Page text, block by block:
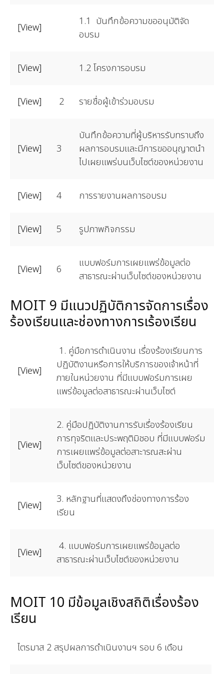
[View]
1.1 บันทึกข้อความขออนุมัติจัด
อบรม
[View] 1.2 โครงการอบรม
[View] 2 รายชื่อผู้เข้าร่วมอบรม
[View] 3
บันทึกข้อความที่ผู้บริหารรับทราบถึง
ผลการอบรมและมีการขออนุญาตนำ
ไปเผยแพร่บนเว็บไซต์ของหน่วยงาน
[View] 4 การรายงานผลการอบรม
[View] 5 รูปภาพกิจกรรม
[View] 6
แบบฟอร์มการเผยแพร่ข้อมูลต่อ
สาธารณะผ่านเว็บไซต์ของหน่วยงาน
MOIT 9 มีแนวปฏิบัติการจัดการเรื่อง
ร้องเรียนและช่องทางการเร้องเรียน
[View]
1. คู่มือการดำเนินงาน เรื่องร้องเรียนการ
ปฏิบัติงานหรือการให้บริการของเจ้าหน้าที่
ภายในหน่วยงาน ที่มีแบบฟอร์มการเผย
แพร่ข้อมูลต่อสาธารณะผ่านเว็บไซต์
[View]
2. คู่มือปฏิบัติงานการรับเรื่องร้องเรียน
การทุจริตและประพฤติมิชอบ ที่มีแบบฟอร์ม
การเผยแพร่ข้อมูลต่อสาะารณสะผ่าน
เว็บไซต์ของหน่วยงาน
[View]
3. หลักฐานที่แสดงถึงช่องทางการร้อง
เรียน
[View]
4. แบบฟอร์มการเผยแพร่ข้อมูลต่อ
สาธารณะผ่านเว็บไซต์ของหน่วยงาน
MOIT 10 มีข้อมูลเชิงสถิติเรื่องร้อง
เรียน
ไตรมาส 2 สรุปผลการดำเนินงานฯ รอบ 6 เดือน